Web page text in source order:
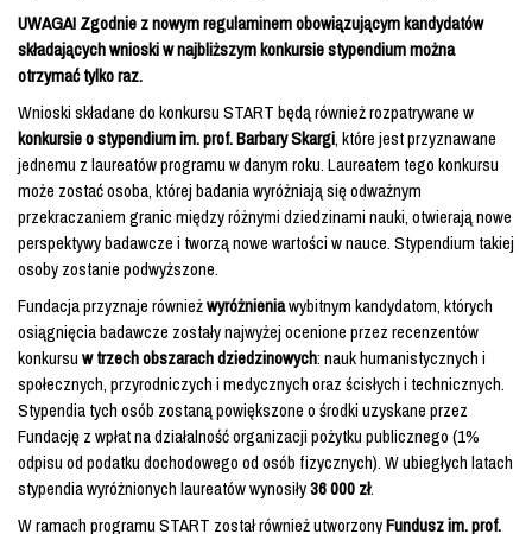
UWAGA!Zgodnie z nowym regulaminem obowiązującym kandydatów
składających wnioski w najbliższym konkursiestypendium można
otrzymać tylko raz.
Wnioski składane do konkursu START będą również rozpatrywane w
konkursie o stypendium im. prof. Barbary Skargi, które jest przyznawane
jednemu z laureatów programu w danym roku. Laureatem tego konkursu
może zostać osoba, której badania wyróżniają się odważnym
przekraczaniem granic między różnymi dziedzinami nauki, otwierają nowe
perspektywy badawcze i tworzą nowe wartości w nauce. Stypendium takiej
osoby zostanie podwyższone.
Fundacja przyznaje równieżwyróżnieniawybitnym kandydatom, których
osiągnięcia badawcze zostały najwyżej ocenione przez recenzentów
konkursuw trzech obszarach dziedzinowych: nauk humanistycznych i
społecznych, przyrodniczych i medycznych oraz ścisłych i technicznych.
Stypendia tych osób zostaną powiększone o środki uzyskane przez
Fundację z wpłat na działalność organizacji pożytku publicznego (1%
odpisu od podatku dochodowego od osób fizycznych). W ubiegłych latach
stypendia wyróżnionych laureatów wynosiły36 000 zł.
W ramach programu START został również utworzonyFundusz im. prof.